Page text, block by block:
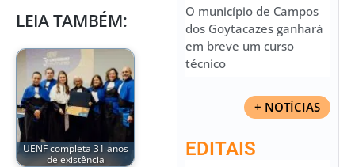
LEIA TAMBÉM:
UENF completa 31 anos
de existência
O município de Campos
dos Goytacazes ganhará
em breve um curso
técnico
+ NOTÍCIAS
EDITAIS